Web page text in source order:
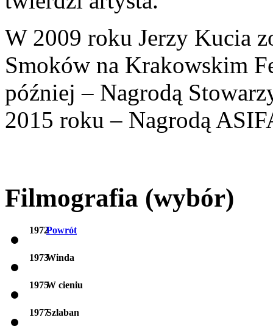
W 2009 roku Jerzy Kucia
Smoków na Krakowskim
później – Nagrodą
2015 roku – Nagrodą
Filmografia (wybór)
1972Powrót
1973Winda
1975W cieniu
1977Szlaban